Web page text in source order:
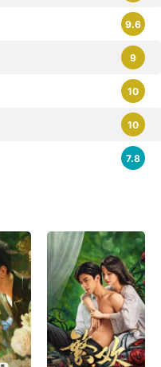
7.8
10
10
9
9.6